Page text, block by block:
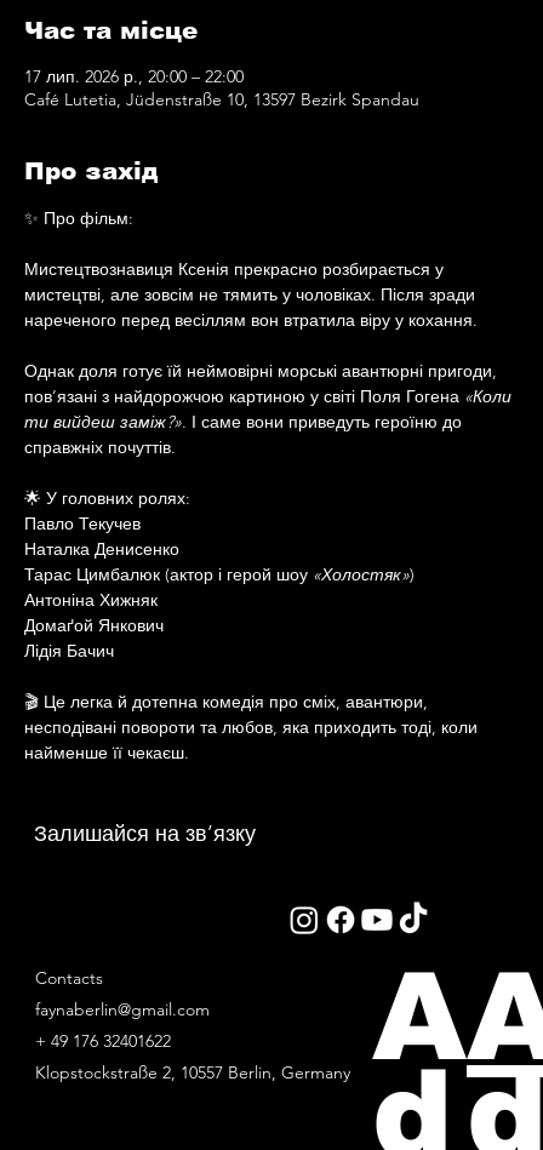
Час та місце
17 лип. 2026 р., 20:00 – 22:00
Café Lutetia, Jüdenstraße 10, 13597 Bezirk Spandau
Про захід
✨ Про фільм:
Мистецтвознавиця Ксенія прекрасно розбирається у
мистецтві, але зовсім не тямить у чоловіках. Після зради
нареченого перед весіллям вон втратила віру у кохання.
Однак доля готує їй неймовірні морські авантюрні пригоди,
пов’язані з найдорожчою картиною у світі Поля Гогена «Коли
ти вийдеш заміж?». І саме вони приведуть героїню до
справжніх почуттів.
🌟 У головних ролях:
Павло Текучев
Наталка Денисенко
Тарас Цимбалюк (актор і герой шоу «Холостяк»)
Антоніна Хижняк
Домаґой Янкович
Лідія Бачич
🎬 Це легка й дотепна комедія про сміх, авантюри,
несподівані повороти та любов, яка приходить тоді, коли
найменше її чекаєш.
Залишайся на зв’язку
Contacts
faynaberlin@gmail.com
+ 49 176 32401622
Klopstockstraße 2, 10557 Berlin, Germany
A
dd